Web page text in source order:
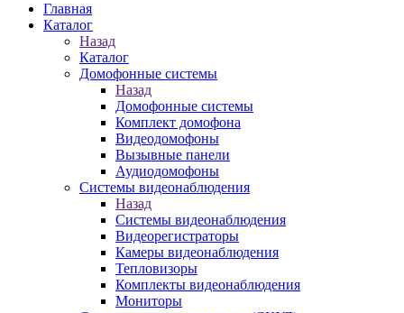
Главная
Каталог
Назад
Каталог
Домофонные системы
Назад
Домофонные системы
Комплект домофона
Видеодомофоны
Вызывные панели
Аудиодомофоны
Системы видеонаблюдения
Назад
Системы видеонаблюдения
Видеорегистраторы
Камеры видеонаблюдения
Тепловизоры
Комплекты видеонаблюдения
Мониторы